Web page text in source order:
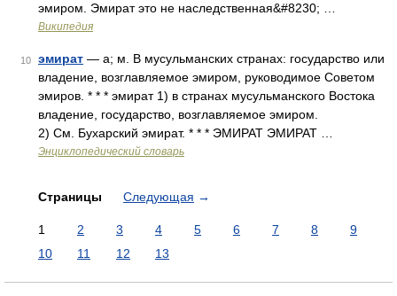
эмиром. Эмират это не наследственная&#8230; …
Википедия
10 эмират — а; м. В мусульманских странах: государство или
владение, возглавляемое эмиром, руководимое Советом
эмиров. * * * эмират 1) в странах мусульманского Востока
владение, государство, возглавляемое эмиром.
2) См. Бухарский эмират. * * * ЭМИРАТ ЭМИРАТ …
Энциклопедический словарь
Страницы Следующая →
1 2 3 4 5 6 7 8
9
10
11 12 13